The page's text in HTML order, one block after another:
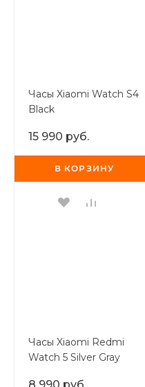
Часы Xiaomi Watch S4
Black
15 990 руб.
В КОРЗИНУ
Часы Xiaomi Redmi
Watch 5 Silver Gray